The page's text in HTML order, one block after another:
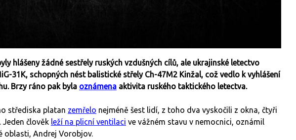
hlášeny žádné sestřely ruských vzdušných cílů, ale ukrajinské letectvo
31K, schopných nést balistické střely Ch-47M2 Kinžal, což vedlo k vyhlášení
Brzy ráno pak byla oznámena aktivita ruského taktického letectva.
střediska platan zemřelo nejméně šest lidí, z toho dva vyskočili z okna, čtyři
Jeden člověk leží na plicní ventilaci ve vážném stavu v nemocnici, oznámil
oblasti, Andrej Vorobjov.